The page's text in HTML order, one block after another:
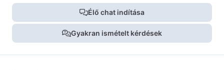
Élő chat indítása
Gyakran ismételt kérdések